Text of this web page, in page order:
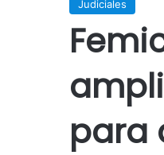
Judiciales
para